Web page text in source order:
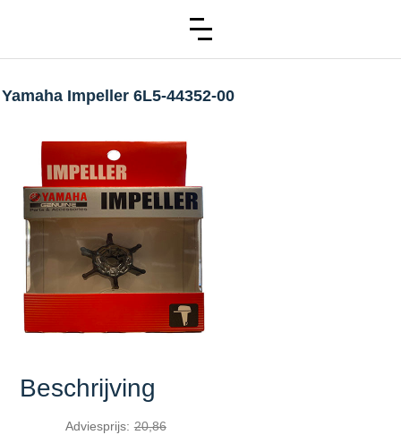
Yamaha Impeller 6L5-44352-00
Beschrijving
Adviesprijs: 20,86